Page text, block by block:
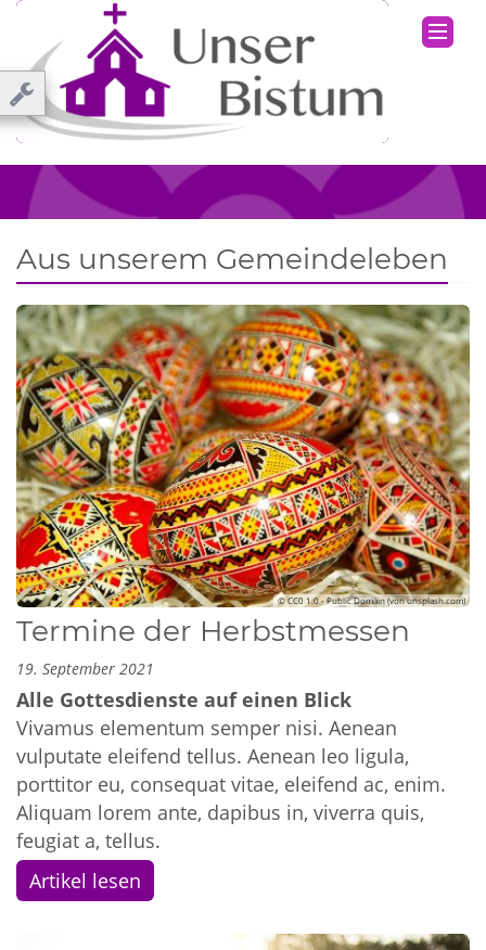
Aus unserem Gemeindeleben
© CC0 1.0 - Public Domain (von unsplash.com)
Termine der Herbstmessen
19. September 2021
Alle Gottesdienste auf einen Blick
Vivamus elementum semper nisi. Aenean
vulputate eleifend tellus. Aenean leo ligula,
porttitor eu, consequat vitae, eleifend ac, enim.
Aliquam lorem ante, dapibus in, viverra quis,
feugiat a, tellus.
Artikel lesen